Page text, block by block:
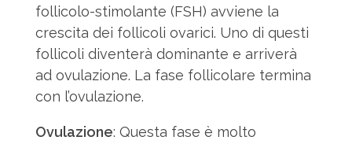
follicolo-stimolante (FSH) avviene la
crescita dei follicoli ovarici. Uno di questi
follicoli diventerà dominante e arriverà
ad ovulazione. La fase follicolare termina
con l’ovulazione.
Ovulazione: Questa fase è molto